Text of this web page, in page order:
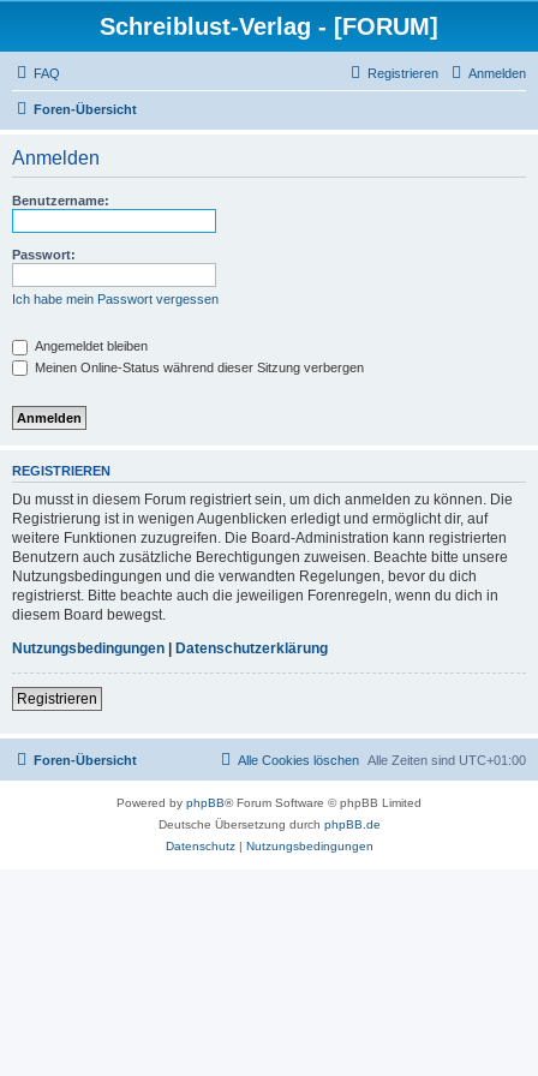
Schreiblust-Verlag - [FORUM]
FAQ Anmelden
Registrieren
Foren-Übersicht
Anmelden
Benutzername:
Passwort:
Ich habe mein Passwort vergessen
Angemeldet bleiben
Meinen Online-Status während dieser Sitzung verbergen
REGISTRIEREN
Du musst in diesem Forum registriert sein, um dich anmelden zu können. Die
Registrierung ist in wenigen Augenblicken erledigt und ermöglicht dir, auf
weitere Funktionen zuzugreifen. Die Board-Administration kann registrierten
Benutzern auch zusätzliche Berechtigungen zuweisen. Beachte bitte unsere
Nutzungsbedingungen und die verwandten Regelungen, bevor du dich
registrierst. Bitte beachte auch die jeweiligen Forenregeln, wenn du dich in
diesem Board bewegst.
Nutzungsbedingungen | Datenschutzerklärung
Registrieren
Foren-Übersicht Alle Zeiten sind UTC+01:00
Alle Cookies löschen
Powered by phpBB® Forum Software © phpBB Limited
Deutsche Übersetzung durch phpBB.de
Datenschutz| Nutzungsbedingungen